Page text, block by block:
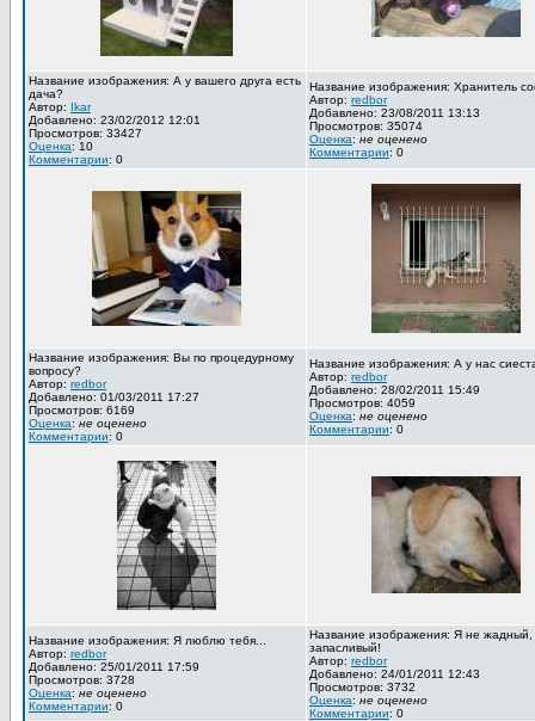
Название изображения: А у вашего друга есть
дача?
Автор: Ikar
Добавлено: 23/02/2012 12:01
Просмотров: 33427
Оценка: 10
Комментарии: 0
Название изображения: Хранитель
Автор: redbor
Добавлено: 23/08/2011 13:13
Просмотров: 35074
Оценка: не оценено
Комментарии: 0
Название изображения: Вы по процедурному
вопросу?
Автор: redbor
Добавлено: 01/03/2011 17:27
Просмотров: 6169
Оценка: не оценено
Комментарии: 0
Название изображения: А у нас
Автор: redbor
Добавлено: 28/02/2011 15:49
Просмотров: 4059
Оценка: не оценено
Комментарии: 0
Название изображения: Я люблю тебя...
Автор: redbor
Добавлено: 25/01/2011 17:59
Просмотров: 3728
Оценка: не оценено
Комментарии: 0
Название изображения: Я не жадный,
запасливый!
Автор: redbor
Добавлено: 24/01/2011 12:43
Просмотров: 3732
Оценка: не оценено
Комментарии: 0